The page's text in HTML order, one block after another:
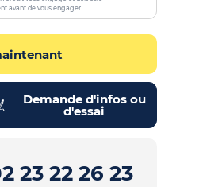
avant de vous engager.
Demande d'infos ou
d'essai
23 22 26 23